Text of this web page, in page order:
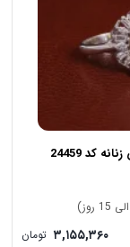
کد 24459
۳,۱۵۵,۳۶۰ تومان